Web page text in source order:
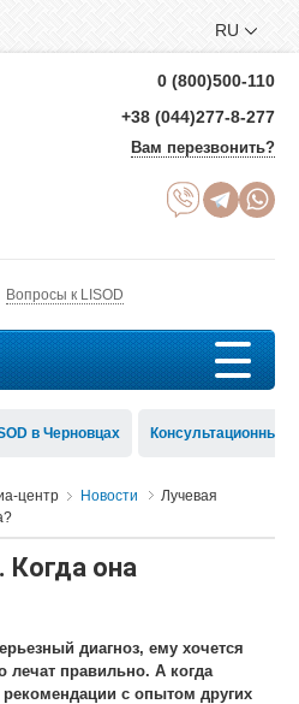
RU
0 (800)500-110
+38 (044)277-8-277
Вам перезвонить?
Вопросы к LISOD
в Черновцах Консультационный
центр Новости
Лучевая
Когда она
диагноз, ему хочется
лечат правильно. А когда
с опытом других